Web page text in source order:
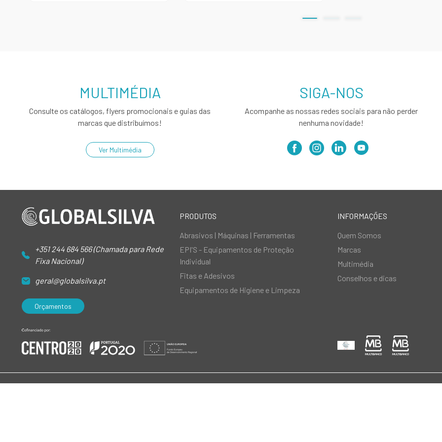
MULTIMÉDIA
Consulte os catálogos, flyers promocionais e guias das
marcas que distribuímos!
Ver Multimédia
SIGA-NOS
Acompanhe as nossas redes sociais para não perder
nenhuma novidade!
+351 244 684 566 (Chamada para Rede
Fixa Nacional)
geral@globalsilva.pt
Orçamentos
PRODUTOS
Abrasivos | Máquinas | Ferramentas
EPI'S - Equipamentos de Proteção
Individual
Fitas e Adesivos
Equipamentos de Higiene e Limpeza
INFORMAÇÕES
Quem Somos
Marcas
Multimédia
Conselhos e dicas